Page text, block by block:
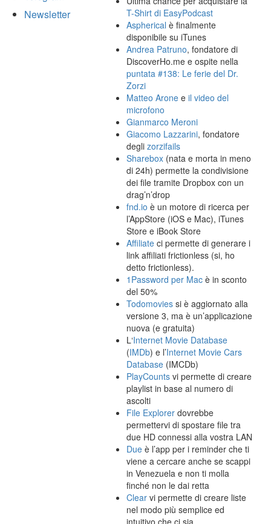
Newsletter
T-Shirt di EasyPodcast
Aspherical è finalmente
disponibile su iTunes
Andrea Patruno, fondatore di
DiscoverHo.me e ospite nella
puntata #138: Le ferie del Dr.
Zorzi
Matteo Arone eil video del
microfono
Gianmarco Meroni
Giacomo Lazzarini, fondatore
deglizorzifails
Sharebox (nata e morta in meno
di 24h) permette la condivisione
dei file tramite Dropbox con un
drag’n’drop
fnd.io è un motore di ricerca per
l’AppStore (iOS e Mac), iTunes
Store e iBook Store
Affiliate ci permette di generare i
link affiliati frictionless (si, ho
detto frictionless).
1Password per Mac è in sconto
del 50%
Todomovies si è aggiornato alla
versione 3, ma è un’applicazione
nuova (e gratuita)
L‘Internet Movie Database
(IMDb) e l’Internet Movie Cars
Database (IMCDb)
PlayCounts vi permette di creare
playlist in base al numero di
ascolti
File Explorer dovrebbe
permettervi di spostare file tra
due HD connessi alla vostra LAN
Due è l’app per i reminder che ti
viene a cercare anche se scappi
in Venezuela e non ti molla
finché non le dai retta
Clear vi permette di creare liste
nel modo più semplice ed
intuitivo che ci sia